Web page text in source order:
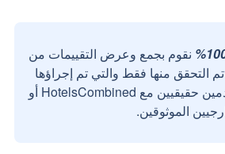
نقوم بجمع وعرض التقييمات من
التحقق منها فقط والتي تم إجراؤها
بواسطة مستخدمين حقيقيين مع HotelsCombined أو
الموثوقين.